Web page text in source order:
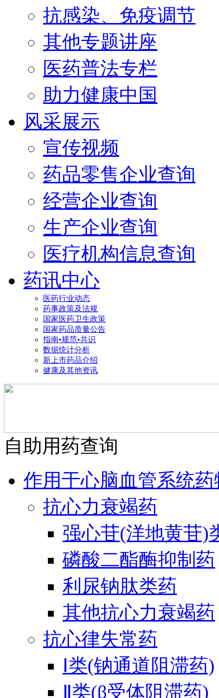
抗感染、免疫调节
其他专题讲座
医药普法专栏
助力健康中国
风采展示
宣传视频
药品零售企业查询
经营企业查询
生产企业查询
医疗机构信息查询
药讯中心
医药行业动态
药事政策及法规
国家医药卫生政策
国家药品质量公告
指南•规范•共识
数据统计分析
新上市药品介绍
健康及其他资讯
自助用药查询
作用于心脑血管系统药
抗心力衰竭药
强心苷(洋地黄苷)
磷酸二酯酶抑制药
利尿钠肽类药
其他抗心力衰竭药
抗心律失常药
Ⅰ类(钠通道阻滞药)
Ⅱ类(β受体阻滞药)